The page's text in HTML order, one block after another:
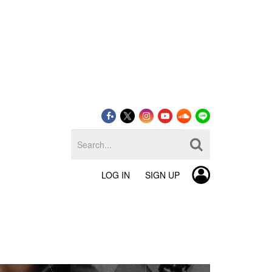
LOG IN SIGN UP